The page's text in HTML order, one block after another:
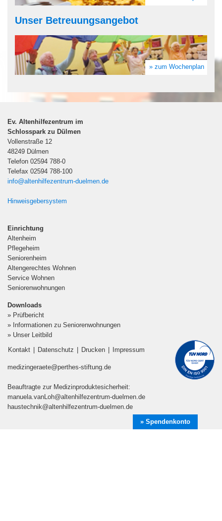
Unser Betreuungsangebot
» zum Wochenplan
Ev. Altenhilfezentrum im
Schlosspark zu Dülmen
Vollenstraße 12
48249 Dülmen
Telefon 02594 788-0
Telefax 02594 788-100
info@altenhilfezentrum-duelmen.de
Hinweisgebersystem
Einrichtung
Altenheim
Pflegeheim
Seniorenheim
Altengerechtes Wohnen
Service Wohnen
Seniorenwohnungen
Downloads
» Prüfbericht
» Informationen zu Seniorenwohnungen
» Unser Leitbild
Kontakt
Datenschutz Drucken Impressum
medizingeraete@perthes-stiftung.de
Beauftragte zur Medizinproduktesicherheit:
manuela.vanLoh@altenhilfezentrum-duelmen.de
haustechnik@altenhilfezentrum-duelmen.de
» Spendenkonto